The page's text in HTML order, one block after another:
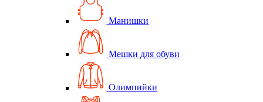
Манишки
Мешки для обуви
Олимпийки